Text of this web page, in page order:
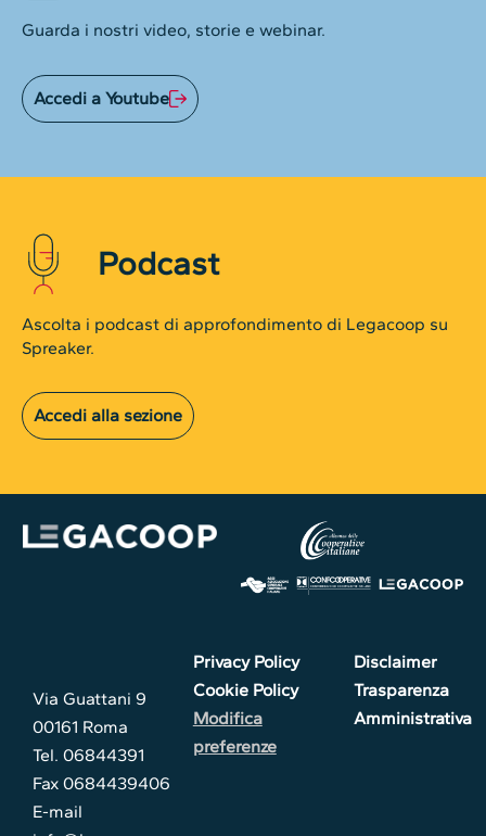
Guarda i nostri video, storie e webinar.
Accedi a Youtube
Podcast
Ascolta i podcast di approfondimento di Legacoop su
Spreaker.
Accedi alla sezione
Via Guattani 9
00161 Roma
Tel. 06844391
Fax 0684439406
E-mail
Privacy Policy
Cookie Policy
Modifica
preferenze
Disclaimer
Trasparenza
Amministrativa